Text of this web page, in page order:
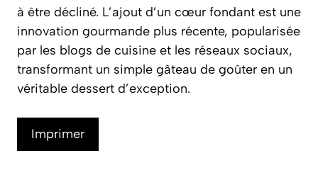
à être décliné. L’ajout d’un cœur fondant est une
innovation gourmande plus récente, popularisée
par les blogs de cuisine et les réseaux sociaux,
transformant un simple gâteau de goûter en un
véritable dessert d’exception.
Imprimer